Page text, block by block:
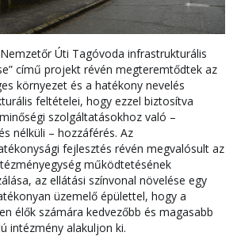
Úti Tagóvoda infrastrukturális
című projekt révén megteremtődtek az
környezet és a hatékony nevelés
feltételei, hogy ezzel biztosítva
szolgáltatásokhoz való –
nélküli – hozzáférés. Az
fejlesztés révén megvalósult az
működtetésének
az ellátási színvonal növelése egy
üzemelő épülettel, hogy a
élők számára kedvezőbb és magasabb
intézmény alakuljon ki.